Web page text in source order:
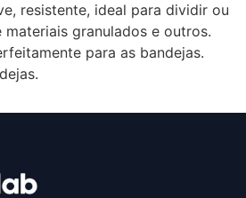
resistente, ideal para dividir ou
granulados e outros.
para as bandejas.